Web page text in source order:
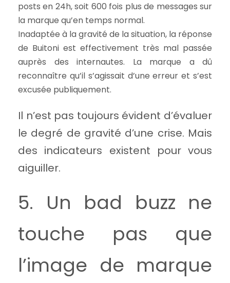
posts en 24h, soit 600 fois plus de messages sur
la marque qu’en temps normal.
Inadaptée à la gravité de la situation, la réponse
de Buitoni est effectivement très mal passée
auprès des internautes. La marque a dû
reconnaître qu’il s’agissait d’une erreur et s’est
excusée publiquement.
Il n’est pas toujours évident d’évaluer
le degré de gravité d’une crise. Mais
des indicateurs existent pour vous
aiguiller.
5. Un bad buzz ne
touche pas que
l’image de marque